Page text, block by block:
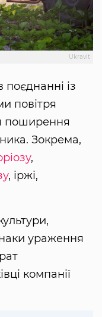
Ukravit
із
повітря
поширення
Зокрема,
,
, іржі,
ураження
компанії